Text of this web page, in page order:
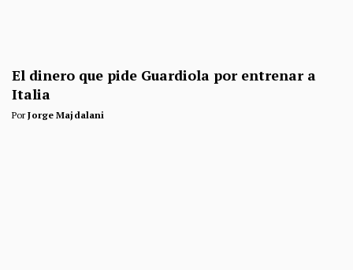
El dinero que pide Guardiola por entrenar a
Italia
PorJorge Majdalani